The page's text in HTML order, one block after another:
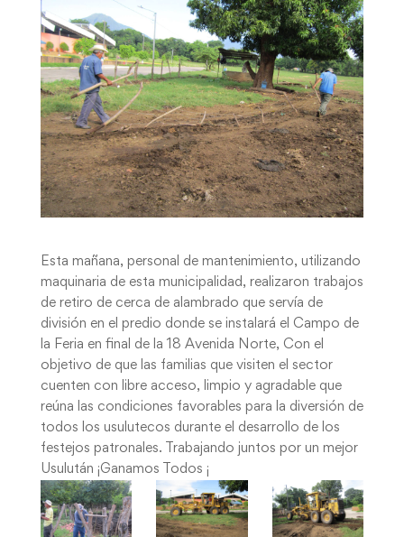
Esta mañana, personal de mantenimiento, utilizando
maquinaria de esta municipalidad, realizaron trabajos
de retiro de cerca de alambrado que servía de
división en el predio donde se instalará el Campo de
la Feria en final de la 18 Avenida Norte, Con el
objetivo de que las familias que visiten el sector
cuenten con libre acceso, limpio y agradable que
reúna las condiciones favorables para la diversión de
todos los usulutecos durante el desarrollo de los
festejos patronales. Trabajando juntos por un mejor
Usulután ¡Ganamos Todos ¡